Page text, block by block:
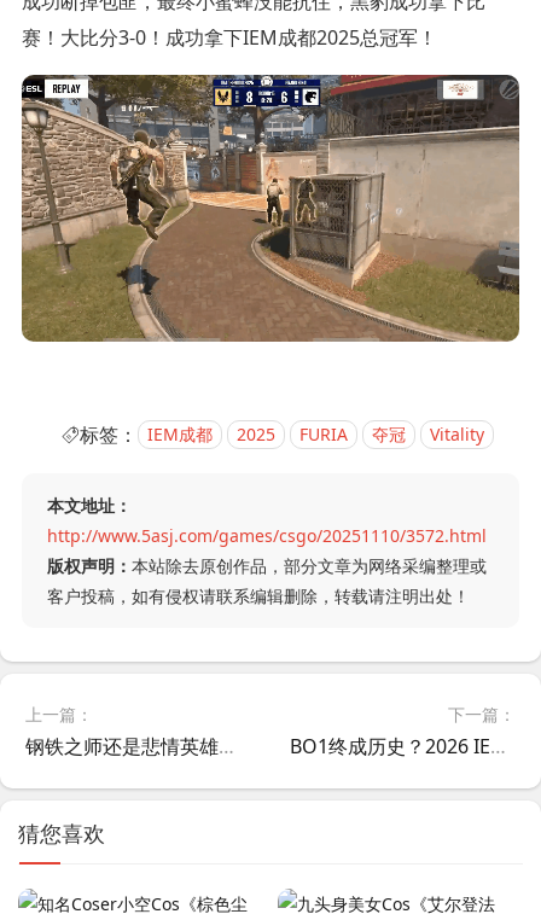
赛！大比分3-0！成功拿下IEM成都2025总冠军！
标签： IEM成都 2025 FURIA 夺冠 Vitality
本文地址：
http://www.5asj.com/games/csgo/20251110/3572.html
版权声明： 本站除去原创作品，部分文章为网络采编整理或
客户投稿，如有侵权请联系编辑删除，转载请注明出处！
上一篇：
钢铁之师还是悲情英雄？深度解析MOUZ2025年12次杀入半决赛背后的故事
下一篇：
BO1终成历史？2026 IEM科隆Major全BO3赛制变革内幕揭秘
猜您喜欢